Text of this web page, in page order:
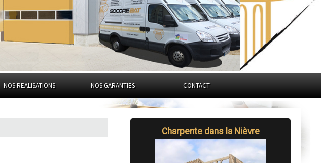
NOS REALISATIONS NOS GARANTIES CONTACT
Charpente dans la Nièvre